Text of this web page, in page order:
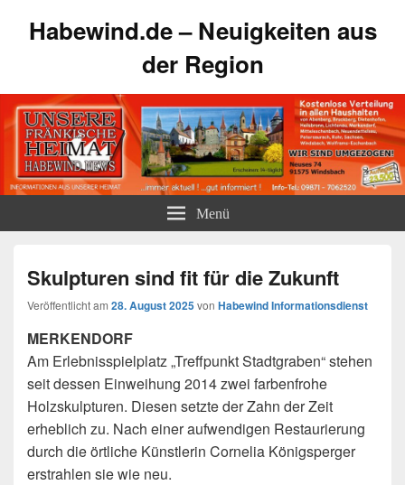
Habewind.de – Neuigkeiten aus
der Region
Menü
Skulpturen sind fit für die Zukunft
Veröffentlicht am 28. August 2025von Habewind Informationsdienst
MERKENDORF
Am Erlebnisspielplatz „Treffpunkt Stadtgraben“ stehen
seit dessen Einweihung 2014 zwei farbenfrohe
Holzskulpturen. Diesen setzte der Zahn der Zeit
erheblich zu. Nach einer aufwendigen Restaurierung
durch die örtliche Künstlerin Cornelia Königsperger
erstrahlen sie wie neu.